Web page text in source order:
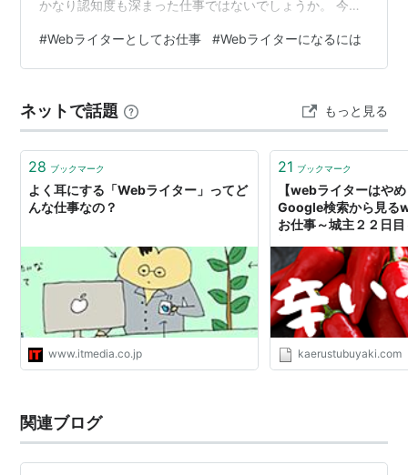
かなり認知度も深まった仕事ではないでしょうか。 今回
のように初めて、どのように仕事をもらっているのかを
紹介していきます。 これから、Webライターの仕事をし
Webライターになるまで まずは、私がなぜWebライター
になったのか、またなりたかったのかをお話しさせてく
ださい。 私は約3年前まで…
#Webライターとしてお仕事 #Webライターになるには
ネットで話題 もっと見る
28 ブックマーク
よく耳にする「Webライター」ってど
んな仕事なの？
www.itmedia.co.jp
21 ブックマーク
【webライターはや
Google検索から見る
お仕事～城主２２日
kaerustubuyaki.com
関連ブログ